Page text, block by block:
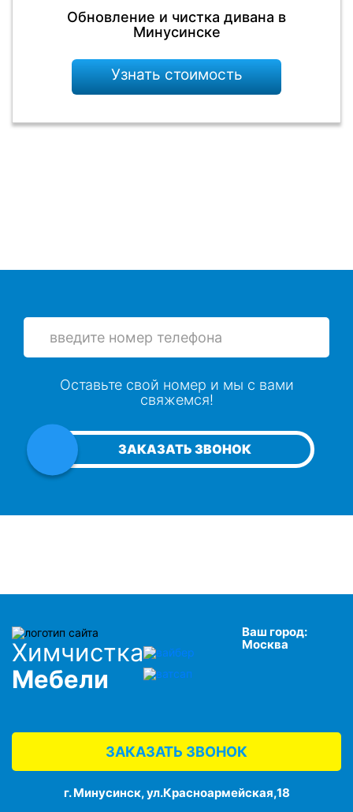
Обновление и чистка дивана в
Минусинске
Узнать стоимость
ЗАКАЗАТЬ ЗВОНОК
Оставьте свой номер и мы с вами
свяжемся!
Химчистка
Мебели
Ваш город:
Москва
ЗАКАЗАТЬ ЗВОНОК
г. Минусинск, ул.Красноармейская,18